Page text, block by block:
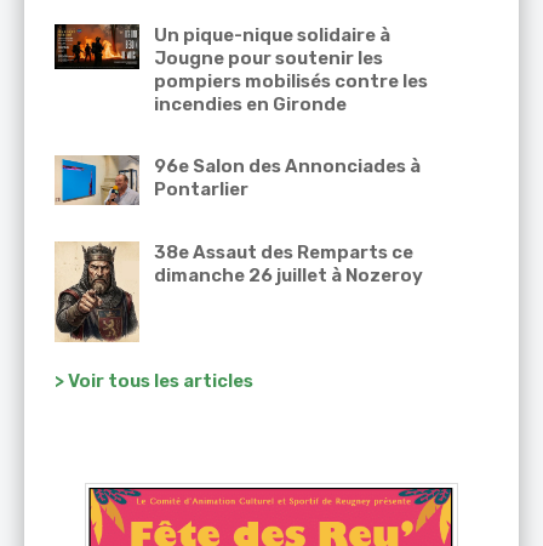
Un pique-nique solidaire à
Jougne pour soutenir les
pompiers mobilisés contre les
incendies en Gironde
96e Salon des Annonciades à
Pontarlier
38e Assaut des Remparts ce
dimanche 26 juillet à Nozeroy
> Voir tous les articles